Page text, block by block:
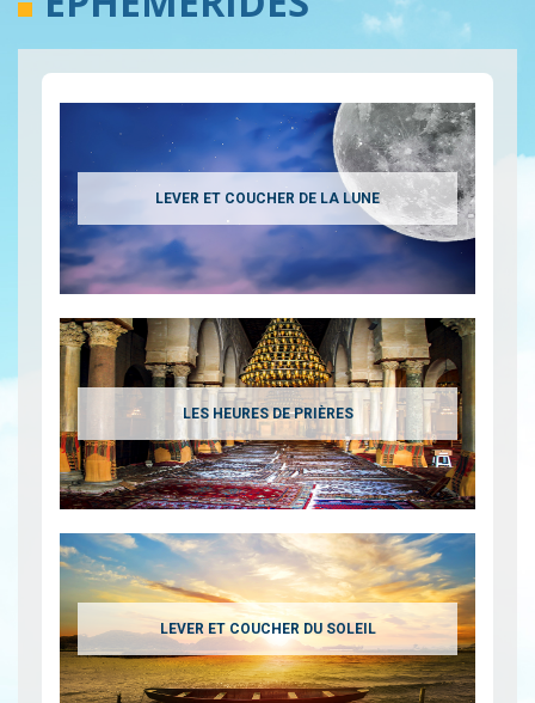
LEVER ET COUCHER DE LA LUNE
LES HEURES DE PRIÈRES
LEVER ET COUCHER DU SOLEIL